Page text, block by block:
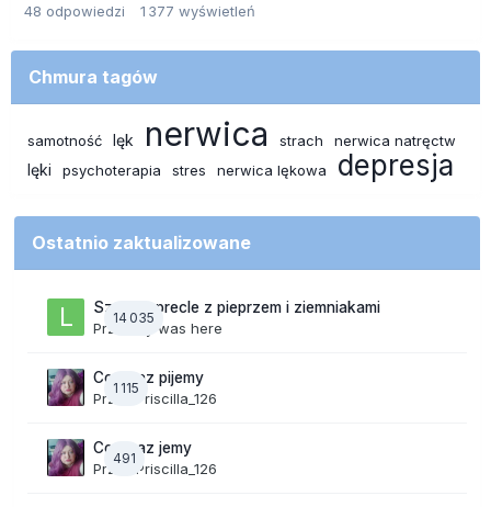
48 odpowiedzi 1 377 wyświetleń
Chmura tagów
samotność lęk nerwica strach nerwica natręctw
lęki psychoterapia stres nerwica lękowa depresja
Ostatnio zaktualizowane
14 035
Szalone precle z pieprzem i ziemniakami
Przez lily was here
1 115
Co teraz pijemy
PrzezPriscilla_126
491
Co teraz jemy
PrzezPriscilla_126